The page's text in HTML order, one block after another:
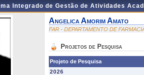
Integrado de Gestão de Atividades
Angelica Amorim Amato
FAR - DEPARTAMENTO DE
Projetos de Pesquisa
Projeto de Pesquisa
2026